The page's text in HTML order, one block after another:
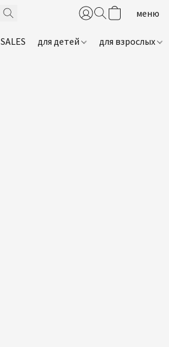
SALES для детей для взрослых